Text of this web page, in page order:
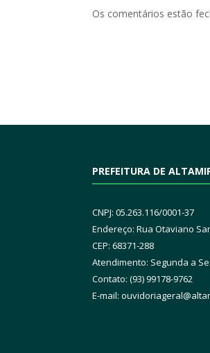
Os comentários estão
PREFEITURA DE
CNPJ: 05.263.116/0001-37
Endereço: Rua Otaviano
CEP: 68371-288
Atendimento: Segunda a
Contato: (93) 99178-9762
E-mail: